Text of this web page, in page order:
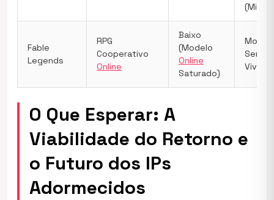
Fable
Legends
RPG
Cooperativo
Online
Baixo
(Modelo
Online
Saturado)
Vivo
O Que Esperar: A
Viabilidade do Retorno e
o Futuro dos IPs
Adormecidos